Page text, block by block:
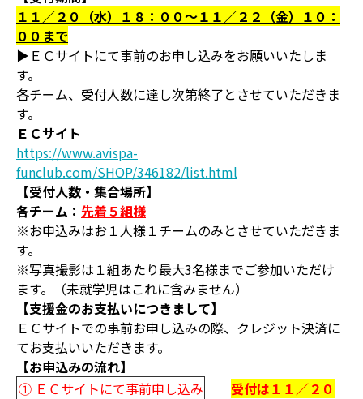
１１／２０（水）１８：００～１１／２２（金）１０：
００まで
▶ＥＣサイトにて事前のお申し込みをお願いいたしま
す。
各チーム、受付人数に達し次第終了とさせていただきま
す。
ＥＣサイト
https://www.avispa-
funclub.com/SHOP/346182/list.html
【受付人数・集合場所】
各チーム： 先着５組様
※お申込みはお１人様１チームのみとさせていただきま
す。
※写真撮影は１組あたり最大3名様までご参加いただけ
ます。（未就学児はこれに含みません）
【支援金のお支払いにつきまして】
ＥＣサイトでの事前お申し込みの際、クレジット決済に
てお支払いいただきます。
【お申込みの流れ】
① ＥＣサイトにて事前申し込み
受付は１１／２０